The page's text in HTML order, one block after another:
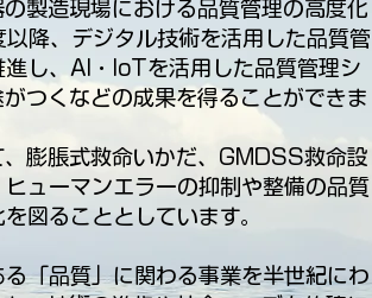
製造現場における品質管理の高度化
降、デジタル技術を活用した品質管
し、AI・IoTを活用した品質管理シ
つくなどの成果を得ることができま
膨脹式救命いかだ、GMDSS救命設
ューマンエラーの抑制や整備の品質
図ることとしています。
「品質」に関わる事業を半世紀にわ